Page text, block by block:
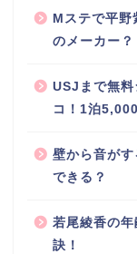
Mステで平野
のメーカー？
USJまで無料
コ！1泊
壁から音が
できる？
若尾綾香の
訣！